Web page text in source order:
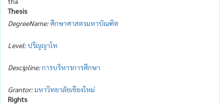
Thesis
DegreeName: ศึกษาศาสตรมหาบัณฑิต
Level:ปริญญาโท
Descipline:การบริหารการศึกษา
Grantor:มหาวิทยาลัยเชียงใหม่
Rights